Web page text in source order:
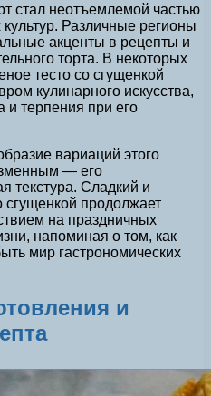
стал неотъемлемой частью
Различные регионы
акценты в рецепты и
торта. В некоторых
тесто со сгущенкой
кулинарного искусства,
и терпения при его
вариаций этого
— его
текстура. Сладкий и
продолжает
на праздничных
напоминая о том, как
мир гастрономических
и